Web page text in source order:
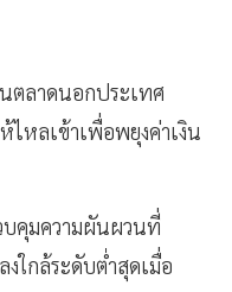
นตลาดนอกประเทศ
ไหลเข้าเพื่อพยุงค่าเงิน
บคุมความผันผวนที่
งใกล้ระดับต่ำสุดเมื่อ